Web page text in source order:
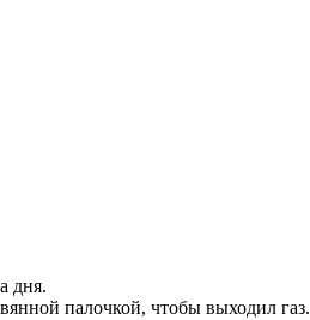
дня.
палочкой, чтобы выходил газ.